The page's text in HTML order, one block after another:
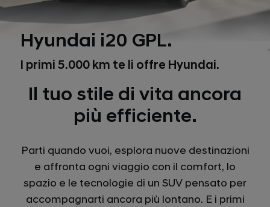
Hyundai i20 GPL.
I primi 5.000 km te li offre Hyundai.
Il tuo stile di vita ancora
più efficiente.
Parti quando vuoi, esplora nuove destinazioni
e affronta ogni viaggio con il comfort, lo
spazio e le tecnologie di un SUV pensato per
accompagnarti ancora più lontano. E i primi